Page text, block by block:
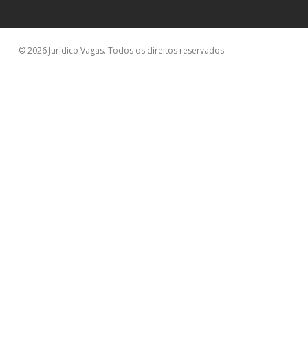
© 2026 Jurídico Vagas. Todos os direitos reservados.